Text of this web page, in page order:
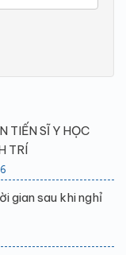
TIẾN SĨ Y HỌC
TRÍ
gian sau khi nghỉ